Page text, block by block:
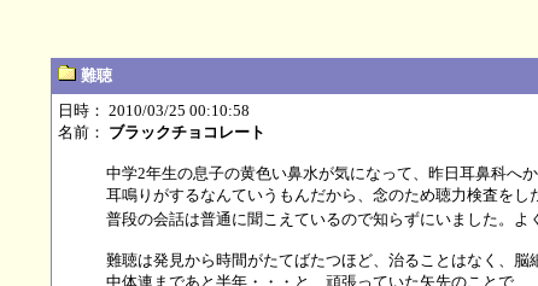
難聴
日時： 2010/03/25 00:10:58
名前： ブラックチョコレート
中学2年生の息子の黄色い鼻水が気になって、昨日耳鼻科へ
耳鳴りがするなんていうもんだから、念のため聴力検査を
普段の会話は普通に聞こえているので知らずにいました。
難聴は発見から時間がたてばたつほど、治ることはなく、
中体連まであと半年・・・と、頑張っていた矢先のことで、